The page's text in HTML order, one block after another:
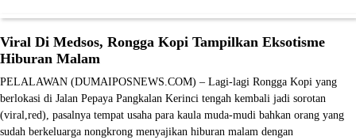
Viral Di Medsos, Rongga Kopi Tampilkan Eksotisme
Hiburan Malam
PELALAWAN (DUMAIPOSNEWS.COM) – Lagi-lagi Rongga Kopi yang
berlokasi di Jalan Pepaya Pangkalan Kerinci tengah kembali jadi sorotan
(viral,red), pasalnya tempat usaha para kaula muda-mudi bahkan orang yang
sudah berkeluarga nongkrong menyajikan hiburan malam dengan